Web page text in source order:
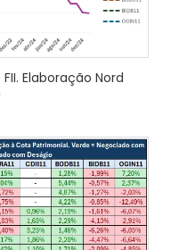
Elaboração Nord